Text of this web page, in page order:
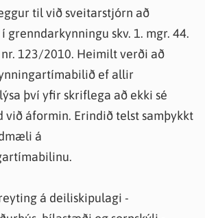
til við sveitarstjórn að
grenndarkynningu skv. 1. mgr. 44.
123/2010. Heimilt verði að
ef allir
því yfir skriflega að ekki sé
við áformin. Erindið telst samþykkt
á
á deiliskipulagi -